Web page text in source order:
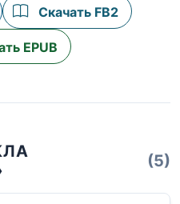
Скачать FB2
EPUB
(5)